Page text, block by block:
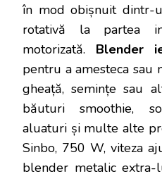
în mod obișnuit dintr-
rotativă la partea
motorizată. Blender
pentru a amesteca sau
gheață, semințe sau
băuturi smoothie,
aluaturi și multe alte
Sinbo, 750 W, viteza
blender metalic